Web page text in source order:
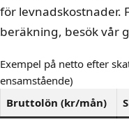
för levnadskostnader.
beräkning, besök vår
Exempel på netto efter
ensamstående)
Bruttolön (kr/mån)